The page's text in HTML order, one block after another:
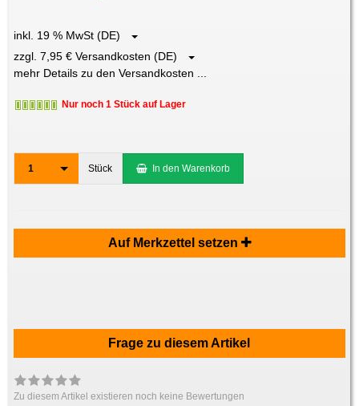
inkl. 19 % MwSt (DE)
zzgl. 7,95 € Versandkosten (DE)
mehr Details zu den Versandkosten ...
Nur noch 1 Stück auf Lager
1 Stück In den Warenkorb
Auf Merkzettel setzen
Frage zu diesem Artikel
Zu diesem Artikel existieren noch keine Bewertungen